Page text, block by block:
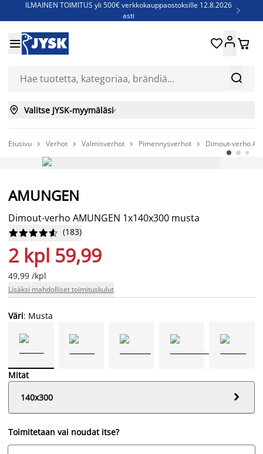
ILMAINEN TOIMITUS yli 500€ verkkokauppaostoksille 12.8.2026
asti

Jenkkisänkyjä - Säästä jopa 60%


 
 Valitse JYSK-myymäläsi
Etusivu  Verhot  Valmisverhot  Pimennysverhot  Dimout-verho
AMUNGEN
Dimout-verho AMUNGEN 1x140x300 musta





 (183)
2 kpl 59,99
49,99 /kpl
Lisäksi mahdolliset toimituskulut
Väri: Musta
Mitat
140x300

Toimitetaan vai noudat itse?